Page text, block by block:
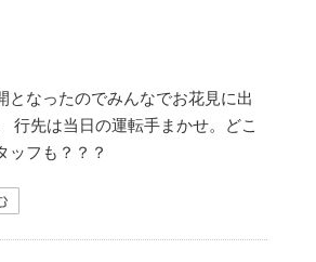
となったのでみんなでお花見に出
行先は当日の運転手まかせ。どこ
ッフも？？？